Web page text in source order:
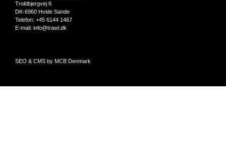
Troldbjergvej 6
DK-6960 Hvide Sande
Telefon: +45 6144 1467
E-mail: info@trawl.dk
SEO & CMS by MCB Denmark